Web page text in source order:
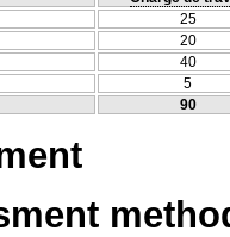
25
20
40
5
90